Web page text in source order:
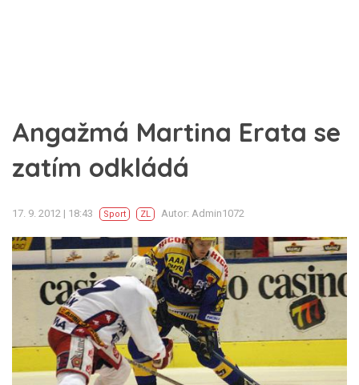
Angažmá Martina Erata se
zatím odkládá
17. 9. 2012 | 18:43 Sport ZL Autor: Admin1072